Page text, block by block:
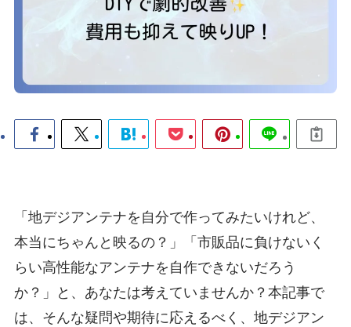
「地デジアンテナを自分で作ってみたいけれど、
本当にちゃんと映るの？」「市販品に負けないく
らい高性能なアンテナを自作できないだろう
か？」と、あなたは考えていませんか？本記事で
は、そんな疑問や期待に応えるべく、地デジアン